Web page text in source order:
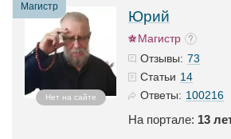
Магистр
Нет на сайте
Юрий
Магистр
Отзывы: 73
Статьи 14
Ответы: 100216
На портале: 13